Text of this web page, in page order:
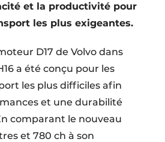
et égouttage
et la productivité pour
les plus exigeantes.
D17 de Volvo dans
a été conçu pour les
les plus difficiles afin
et une durabilité
comparant le nouveau
et 780 ch à son